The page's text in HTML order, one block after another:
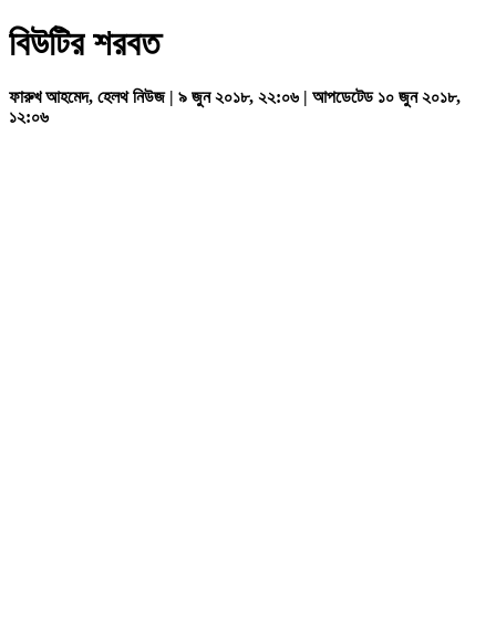
বিউটির শরবত
ফারুখ আহমেদ, হেলথ নিউজ | ৯ জুন ২০১৮, ২২:০৬ | আপডেটেড ১০ জুন ২০১৮,
১২:০৬